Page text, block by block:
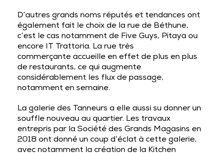
D’autres grands noms réputés et tendances ont
également fait le choix de la rue de Béthune,
c’est le cas notamment de Five Guys, Pitaya ou
encore IT Trattoria. La rue très
commerçante accueille en effet de plus en plus
de restaurants, ce qui augmente
considérablement les flux de passage,
notamment en semaine.
La galerie des Tanneurs a elle aussi su donner un
souffle nouveau au quartier. Les travaux
entrepris par la Société des Grands Magasins en
2018 ont donné un coup d’éclat à cette galerie,
avec notamment la création de la Kitchen